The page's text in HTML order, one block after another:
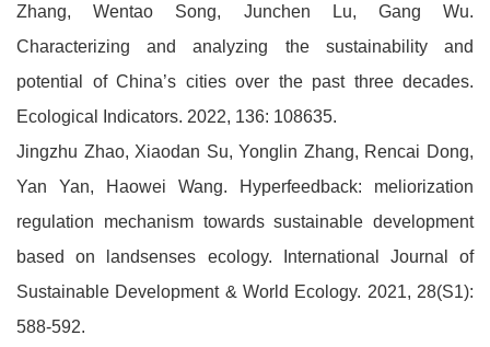
Zhang, Wentao Song, Junchen Lu, Gang Wu.
Characterizing and analyzing the sustainability and
potential of China’s cities over the past three decades.
Ecological Indicators. 2022, 136: 108635.
Jingzhu Zhao, Xiaodan Su, Yonglin Zhang, Rencai Dong,
Yan Yan, Haowei Wang. Hyperfeedback: meliorization
regulation mechanism towards sustainable development
based on landsenses ecology. International Journal of
Sustainable Development & World Ecology. 2021, 28(S1):
588-592.